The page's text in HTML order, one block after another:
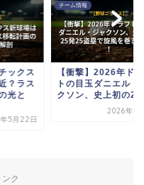
ックス
？ラス
光と
5月22日
チーム情報
【衝撃】2026年ド
トの目玉ダニエル・
クソン、史上初の
2026年6
ク